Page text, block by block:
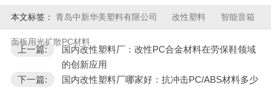
本文标签： 青岛中新华美塑料有限公司 改性塑料 智能音箱
面板用光扩散PC材料
上一篇:
国内改性塑料厂：改性PC合金材料在劳保鞋领域
的创新应用
下一篇:
国内改性塑料厂哪家好：抗冲击PC/ABS材料多少